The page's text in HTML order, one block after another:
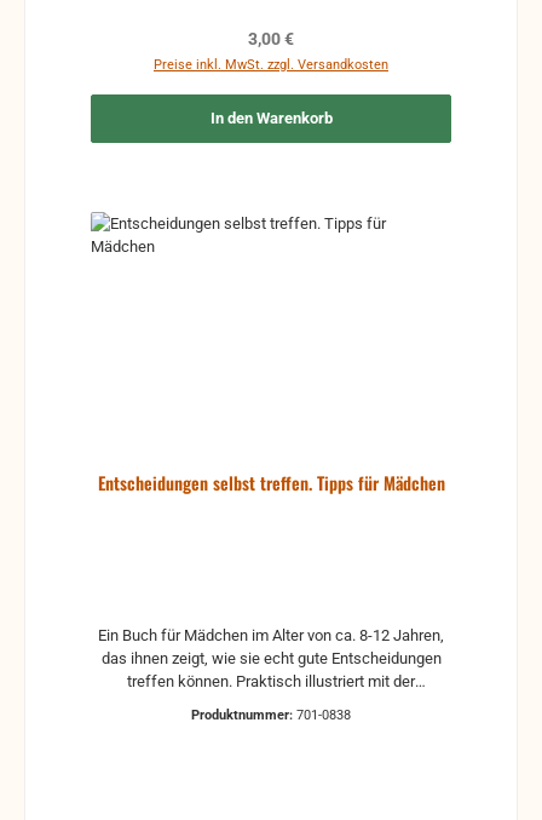
Regulärer Preis:
3,00 €
Preise inkl. MwSt. zzgl. Versandkosten
In den Warenkorb
Entscheidungen selbst treffen. Tipps für Mädchen
Ein Buch für Mädchen im Alter von ca. 8-12 Jahren,
das ihnen zeigt, wie sie echt gute Entscheidungen
treffen können. Praktisch illustriert mit der
Produktnummer: 701-0838